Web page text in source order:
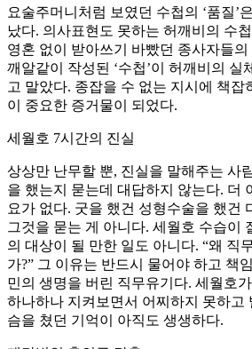
요술주머니처럼 보였던 수첩의 ‘품질’
났다. 의사표현도 못하는 허깨비의 수
영혼 없이 받아쓰기 바빴던 종사자들의
깨알같이 작성된 ‘수첩’이 허깨비의 실
고 말았다. 종잡을 수 없는 지시에 책잡
이 중요한 증거물이 되었다.
세월호 7시간의 진실
상상만 난무할 뿐, 진실을 말해주는 사
을 했는지 묻는데 대답하지 않는다. 더
요가 없다. 굿을 했건 성형수술을 했건
그것을 묻는 게 아니다. 세월호 수습이
의 대상이 될 만한 일도 아니다. “왜 직
가?” 그 이유는 반드시 물어야 하고 책
민의 생명을 버린 직무유기다. 세월호
하나하나 지켜보면서 어찌하지 못하고
슴을 쳤던 기억이 아직도 생생하다.